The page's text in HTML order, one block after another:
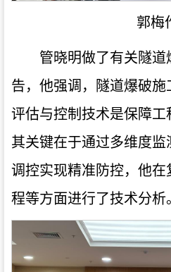
郭梅
管晓明做了有关隧
告，他强调，隧道爆破
评估与控制技术是保障工
其关键在于通过多维度
调控实现精准防控，他
程等方面进行了技术分析